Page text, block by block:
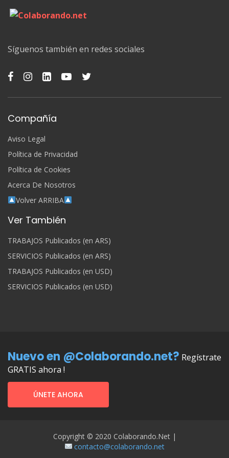
Síguenos también en redes sociales
Compañía
Aviso Legal
Política de Privacidad
Política de Cookies
Acerca De Nosotros
Volver ARRIBA
Ver También
TRABAJOS Publicados (en ARS)
SERVICIOS Publicados (en ARS)
TRABAJOS Publicados (en USD)
SERVICIOS Publicados (en USD)
Nuevo en @Colaborando.net? Regístrate
GRATIS ahora !
ÚNETE AHORA
Copyright © 2020 Colaborando.net |
contacto@colaborando.net